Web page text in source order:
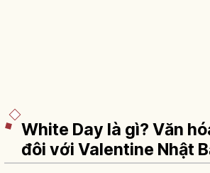
White Day là gì? Văn
đôi với Valentine Nhật